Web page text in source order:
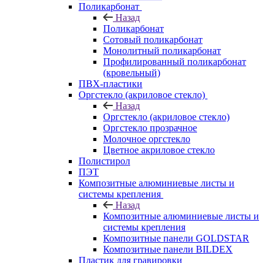
Поликарбонат
Назад
Поликарбонат
Сотовый поликарбонат
Монолитный поликарбонат
Профилированный поликарбонат
(кровельный)
ПВХ-пластики
Оргстекло (акриловое стекло)
Назад
Оргстекло (акриловое стекло)
Оргстекло прозрачное
Молочное оргстекло
Цветное акриловое стекло
Полистирол
ПЭТ
Композитные алюминиевые листы и
системы крепления
Назад
Композитные алюминиевые листы и
системы крепления
Композитные панели GOLDSTAR
Композитные панели BILDEX
Пластик для гравировки